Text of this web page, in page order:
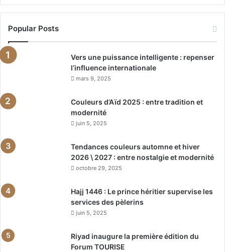
Popular Posts
Vers une puissance intelligente : repenser
l’influence internationale
mars 9, 2025
Couleurs d’Aïd 2025 : entre tradition et
modernité
juin 5, 2025
Tendances couleurs automne et hiver
2026 \ 2027 : entre nostalgie et modernité
octobre 29, 2025
Hajj 1446 : Le prince héritier supervise les
services des pèlerins
juin 5, 2025
Riyad inaugure la première édition du
Forum TOURISE